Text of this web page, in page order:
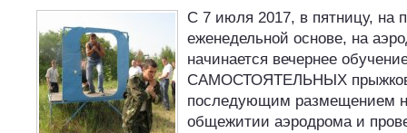
С 7 июля 2017, в пятницу, на
еженедельной основе, на
начинается вечернее
САМОСТОЯТЕЛЬНЫХ
последующим размещением
общежитии аэродрома и